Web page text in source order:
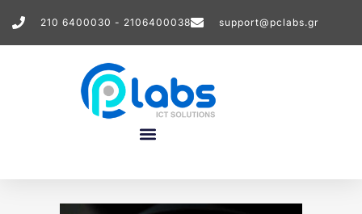
210 6400030 - 2106400038 support@pclabs.gr